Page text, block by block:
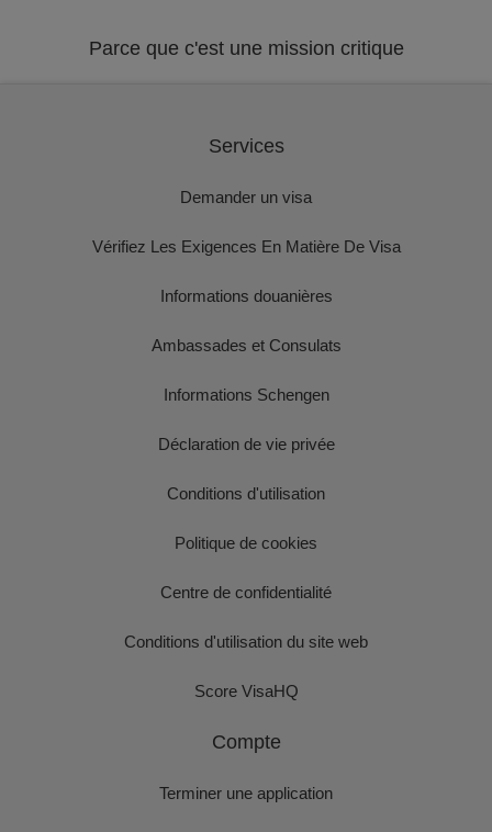
Parce que c'est une mission critique
Services
Demander un visa
Vérifiez Les Exigences En Matière De Visa
Informations douanières
Ambassades et Consulats
Informations Schengen
Déclaration de vie privée
Conditions d'utilisation
Politique de cookies
Centre de confidentialité
Conditions d'utilisation du site web
Score VisaHQ
Compte
Terminer une application